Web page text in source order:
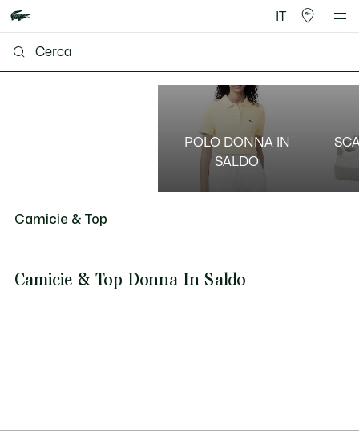
IT
POLO DONNA IN
SALDO
Camicie & Top
Camicie & Top Donna In Saldo